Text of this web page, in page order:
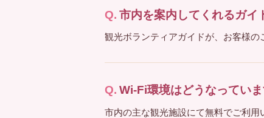
市内を案内してくれるガイ
観光ボランティアガイドが、お客様の
Wi-Fi環境はどうなっていま
市内の主な観光施設にて無料でご利用